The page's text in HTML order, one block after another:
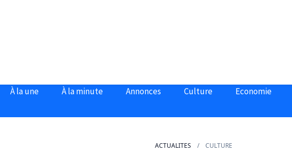
À la une À la minute Annonces Culture Economie
ACTUALITES CULTURE